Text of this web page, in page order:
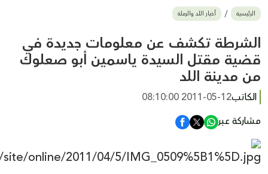
بيع وشراء
أخبار القدس
وفيات
المزيد
الرئيسية أخبار اللد والرملة
الشرطة تكشف عن معلومات جديدة في
قضية مقتل السيدة ياسمين أبو صعلوك
من مدينة اللد
الكاتب2011-05-12 08:10:00
مشاركة عبر